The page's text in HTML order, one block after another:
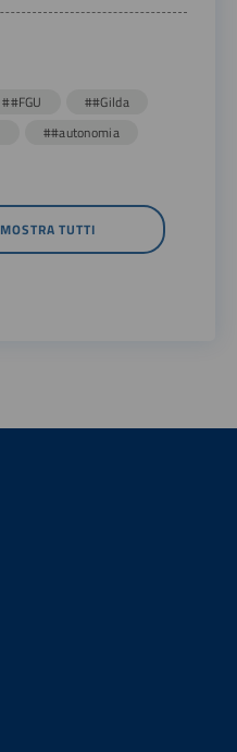
##FGU
##Gilda
##autonomia
MOSTRA TUTTI